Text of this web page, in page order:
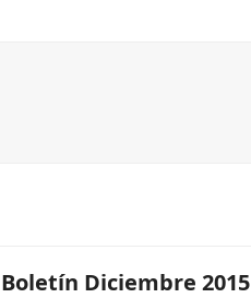
Boletín Diciembre 2015